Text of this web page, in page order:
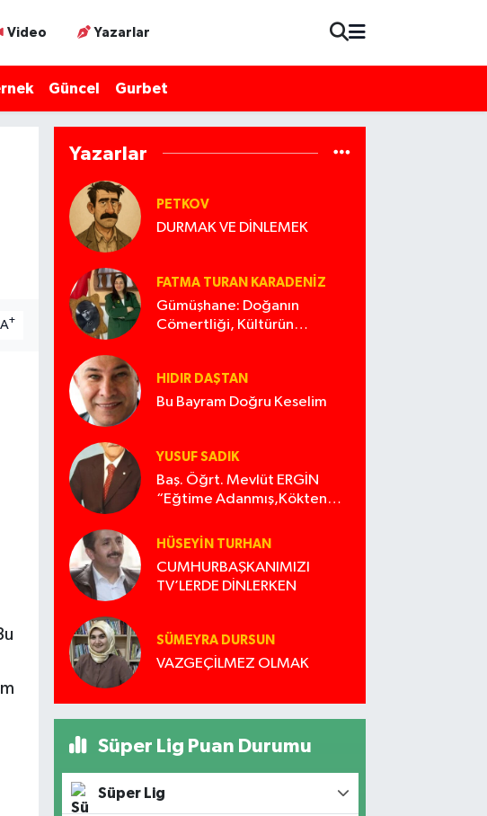
Video Yazarlar
Güncel Gurbet
A+
Yazarlar
PETKOV
DURMAK VE DİNLEMEK
FATMA TURAN KARADENIZ
Gümüşhane: Doğanın
Cömertliği, Kültürün
HIDIR DAŞTAN
Bu Bayram Doğru Keselim
YUSUF SADIK
Baş. Öğrt. Mevlüt ERGİN
“Eğtime Adanmış,Kökten
HÜSEYIN TURHAN
CUMHURBAŞKANIMIZI
TV’LERDE DİNLERKEN
SÜMEYRA DURSUN
VAZGEÇİLMEZ OLMAK
Süper Lig Puan Durumu
Süper Lig